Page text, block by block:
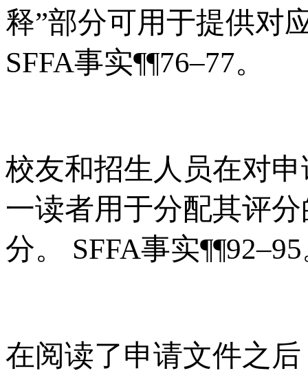
释”部分可用于提供对
SFFA事实¶¶76–77。
校友和招生人员在对
一读者用于分配其评
分。 SFFA事实
在阅读了申请文件之